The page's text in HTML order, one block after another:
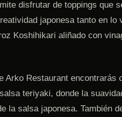
disfrutar de toppings que
japonesa tanto en lo
Koshihikari aliñado con
Arko Restaurant encontrarás
teriyaki, donde la
la salsa japonesa. También